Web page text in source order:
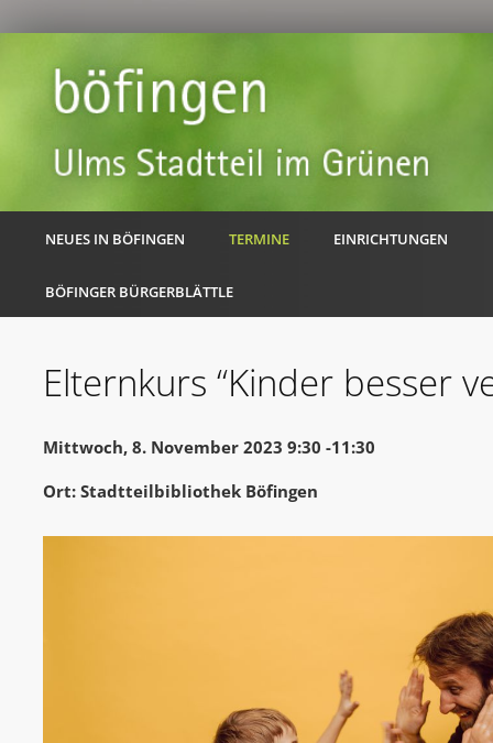
NEUES IN BÖFINGEN TERMINE EINRICHTUNGEN
BÖFINGER BÜRGERBLÄTTLE
Elternkurs “Kinder besser
Mittwoch, 8. November 2023 9:30 -11:30
Ort: Stadtteilbibliothek Böfingen